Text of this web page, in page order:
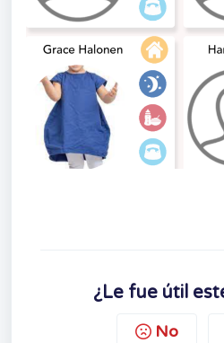
¿Le fue útil
No